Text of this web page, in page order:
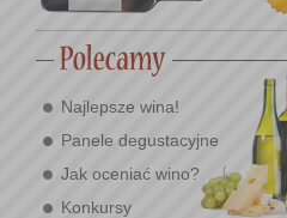
Najlepsze wina!
Panele degustacyjne
Jak oceniać wino?
Konkursy